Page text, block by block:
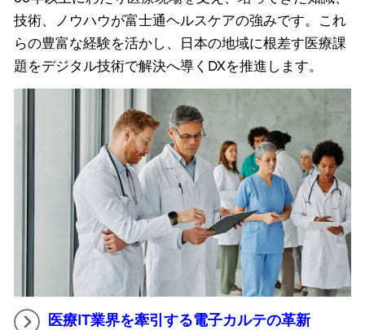
技術、ノウハウが富士通ヘルスケアの強みです。これ
らの豊富な経験を活かし、日本の地域に根差す医療課
題をデジタル技術で解決へ導くDXを推進します。
医療IT業界を牽引する電子カルテの革新